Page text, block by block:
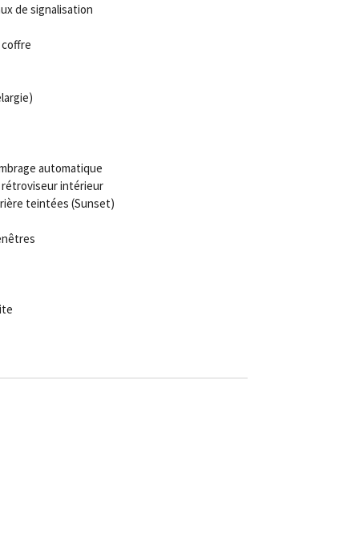
de signalisation
coffre
automatique
rétroviseur intérieur
teintées (Sunset)